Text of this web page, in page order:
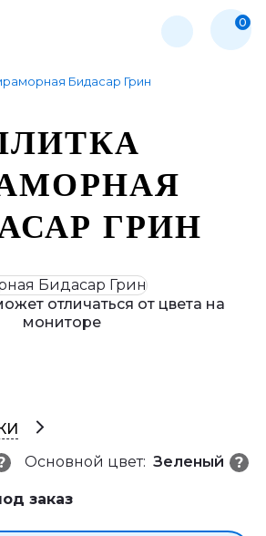
0
Бидасар Грин
ГРИН
отличаться от цвета на
мониторе
Основной цвет: Зеленый ?
заказ